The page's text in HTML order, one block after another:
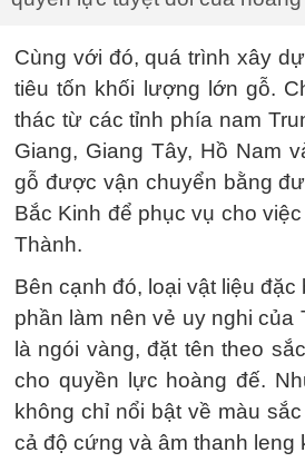
Cùng với đó, quá trình xây
tiêu tốn khối lượng lớn gỗ.
thác từ các tỉnh phía nam
Giang, Giang Tây, Hồ Nam
gỗ được vận chuyển bằng
Bắc Kinh để phục vụ cho
Thành.
Bên cạnh đó, loại vật liệu đặc
phần làm nên vẻ uy nghi của
là ngói vàng, đặt tên theo
cho quyền lực hoàng đế.
không chỉ nổi bật về màu
cả độ cứng và âm thanh leng